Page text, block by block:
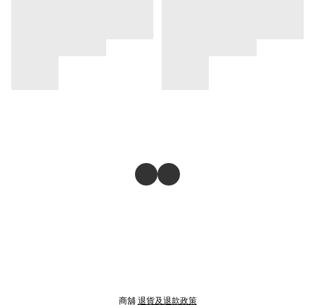
商舖 退貨及退款政策